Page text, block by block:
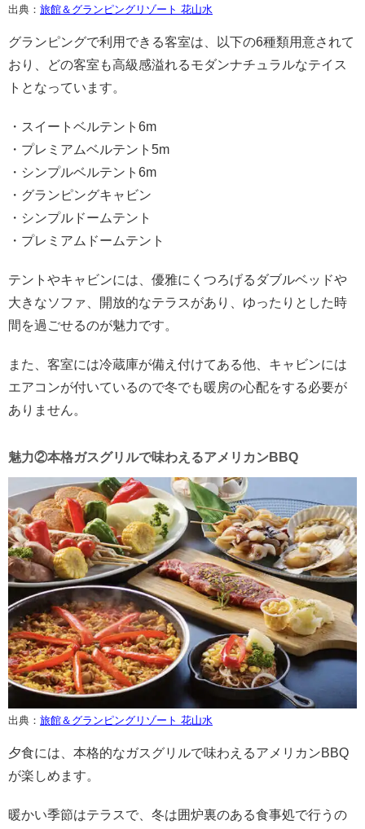
出典： 旅館＆グランピングリゾート 花山水
グランピングで利用できる客室は、以下の6種類用意されて
おり、どの客室も高級感溢れるモダンナチュラルなテイス
トとなっています。
・スイートベルテント6m
・プレミアムベルテント5m
・シンプルベルテント6m
・グランピングキャビン
・シンプルドームテント
・プレミアムドームテント
テントやキャビンには、優雅にくつろげるダブルベッドや
大きなソファ、開放的なテラスがあり、ゆったりとした時
間を過ごせるのが魅力です。
また、客室には冷蔵庫が備え付けてある他、キャビンには
エアコンが付いているので冬でも暖房の心配をする必要が
ありません。
魅力②本格ガスグリルで味わえるアメリカンBBQ
出典： 旅館＆グランピングリゾート 花山水
夕食には、本格的なガスグリルで味わえるアメリカンBBQ
が楽しめます。
暖かい季節はテラスで、冬は囲炉裏のある食事処で行うの